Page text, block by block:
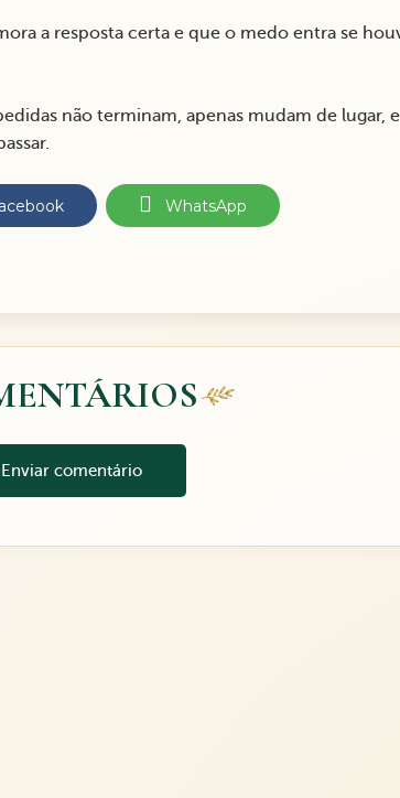
a resposta certa e que o medo entra se
não terminam, apenas mudam de lugar,
WhatsApp
Enviar comentário